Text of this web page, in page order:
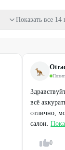
Показать все
всё
отлично,
салон.
0